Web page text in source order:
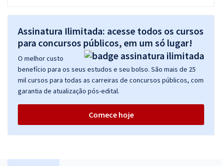
Assinatura Ilimitada: acesse todos os cursos
para concursos públicos, em um só lugar!
O melhor custo
benefício para os seus estudos e seu bolso. São mais de 25
mil cursos para todas as carreiras de concursos públicos, com
garantia de atualização pós-edital.
Comece hoje